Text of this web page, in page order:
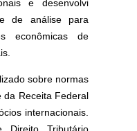
e desenvolvi
de análise para
econômicas de
sobre normas
da Receita Federal
internacionais.
Direito Tributário